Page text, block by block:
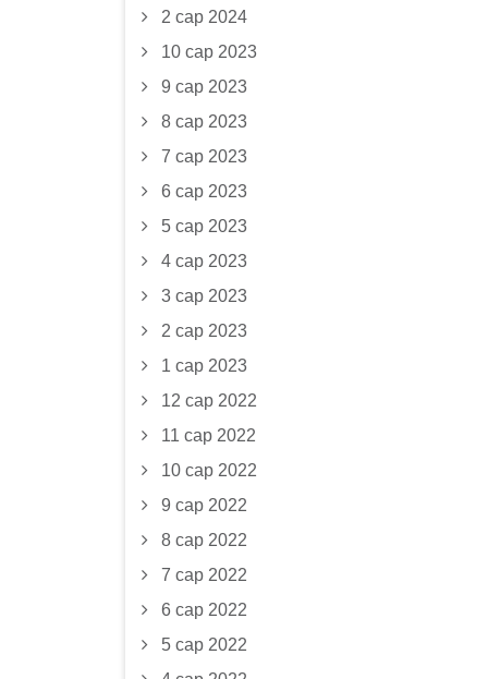
2 сар 2024
10 сар 2023
9 сар 2023
8 сар 2023
7 сар 2023
6 сар 2023
5 сар 2023
4 сар 2023
3 сар 2023
2 сар 2023
1 сар 2023
12 сар 2022
11 сар 2022
10 сар 2022
9 сар 2022
8 сар 2022
7 сар 2022
6 сар 2022
5 сар 2022